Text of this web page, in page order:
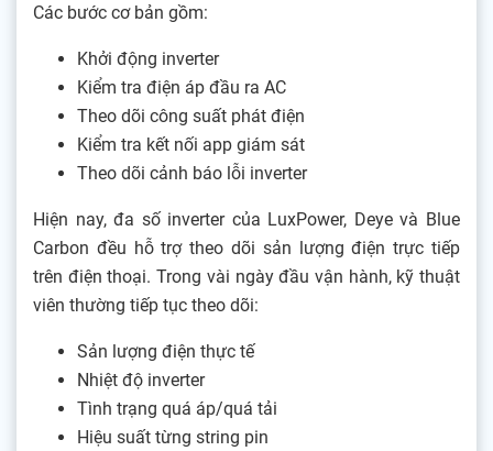
Các bước cơ bản gồm:
Khởi động inverter
Kiểm tra điện áp đầu ra AC
Theo dõi công suất phát điện
Kiểm tra kết nối app giám sát
Theo dõi cảnh báo lỗi inverter
Hiện nay, đa số inverter của LuxPower, Deye và Blue
Carbon đều hỗ trợ theo dõi sản lượng điện trực tiếp
trên điện thoại. Trong vài ngày đầu vận hành, kỹ thuật
viên thường tiếp tục theo dõi:
Sản lượng điện thực tế
Nhiệt độ inverter
Tình trạng quá áp/quá tải
Hiệu suất từng string pin